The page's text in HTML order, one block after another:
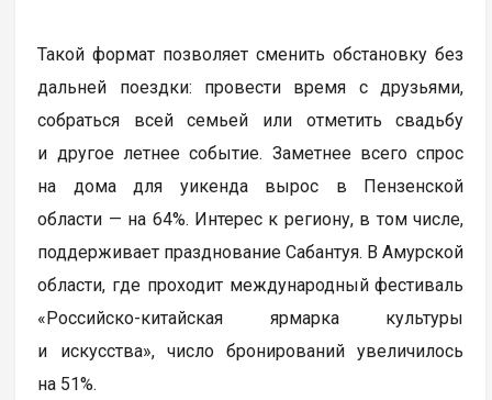
Такой формат позволяет сменить обстановку без
дальней поездки: провести время с друзьями,
собраться всей семьей или отметить свадьбу
и другое летнее событие. Заметнее всего спрос
на дома для уикенда вырос в Пензенской
области — на 64%. Интерес к региону, в том числе,
поддерживает празднование Сабантуя. В Амурской
области, где проходит международный фестиваль
«Российско-китайская ярмарка культуры
и искусства», число бронирований увеличилось
на 51%.